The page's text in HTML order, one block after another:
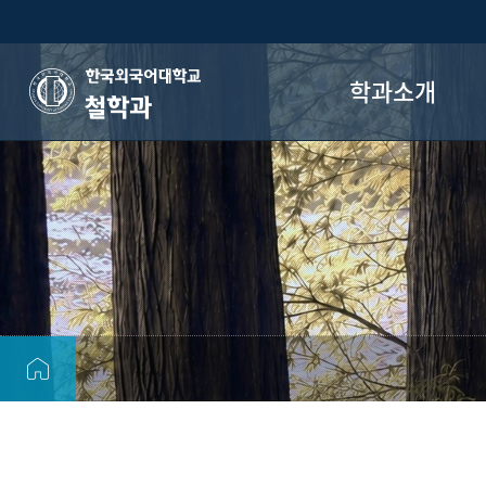
철학과 학과소개
학과장 인사말
학과소개
교원소개
역대 교수진
연혁